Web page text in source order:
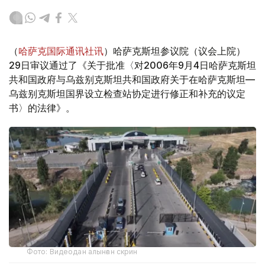
（哈萨克国际通讯社讯）哈萨克斯坦参议院（议会上院）
29日审议通过了《关于批准〈对2006年9月4日哈萨克斯坦
共和国政府与乌兹别克斯坦共和国政府关于在哈萨克斯坦—
乌兹别克斯坦国界设立检查站协定进行修正和补充的议定
书〉的法律》。
Фото: Видеодан алынған скрин